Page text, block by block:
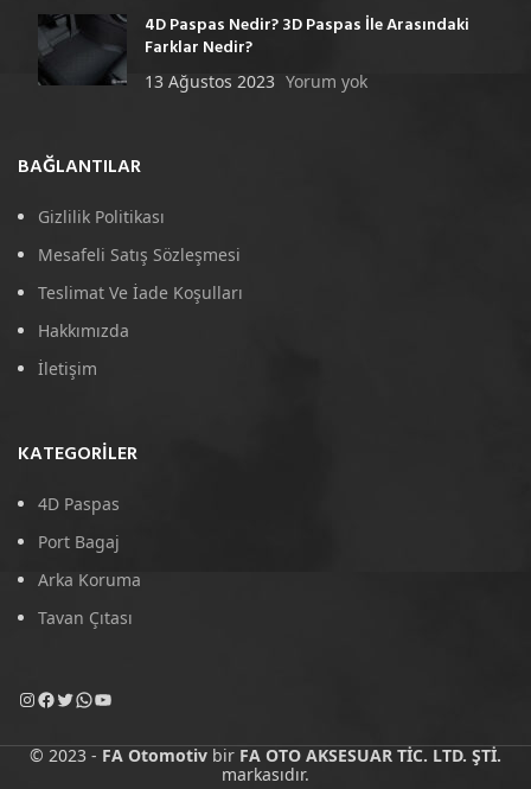
4D Paspas Nedir? 3D Paspas İle Arasındaki
Farklar Nedir?
13 Ağustos 2023 Yorum yok
BAĞLANTILAR
Gizlilik Politikası
Mesafeli Satış Sözleşmesi
Teslimat Ve İade Koşulları
Hakkımızda
İletişim
KATEGORILER
4D Paspas
Port Bagaj
Arka Koruma
Tavan Çıtası
© 2023 - FA Otomotiv bir FA OTO AKSESUAR TİC. LTD. ŞTİ.
markasıdır.